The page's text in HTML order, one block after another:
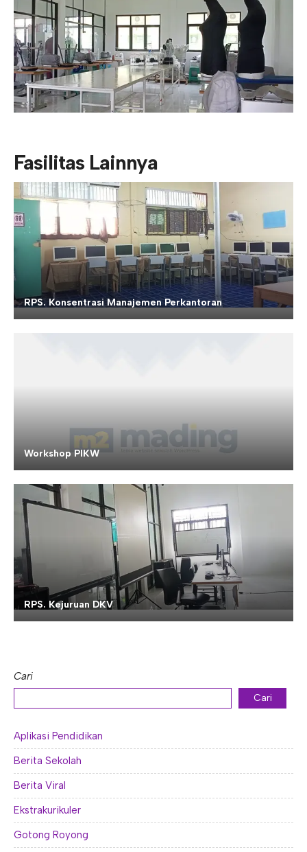
Fasilitas Lainnya
RPS. Konsentrasi Manajemen Perkantoran
Workshop PIKW
RPS. Kejuruan DKV
Cari
Cari
Aplikasi Pendidikan
Berita Sekolah
Berita Viral
Ekstrakurikuler
Gotong Royong